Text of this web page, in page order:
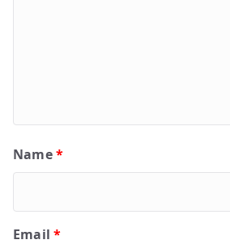
Name*
Email*